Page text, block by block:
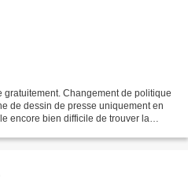
gratuitement. Changement de politique
de dessin de presse uniquement en
encore bien difficile de trouver la